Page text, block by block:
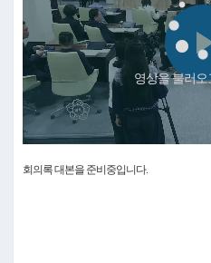
영상을 불러오
회의록 대본을 준비중입니다.